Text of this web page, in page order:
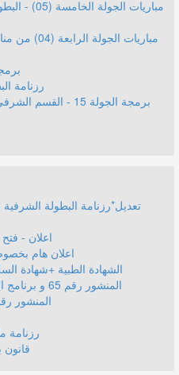
مباريات
مباريات
برمجة
رزنامة
برمجة الجولة 15 -
*تعديل*رزنامة البطولة الشرفية صنف
اعلان -
اعلان هام بخصوص
الشهادة الطبية +شهادة
المنشور رقم 70 المؤرخ في 22
رزنامة
قانون